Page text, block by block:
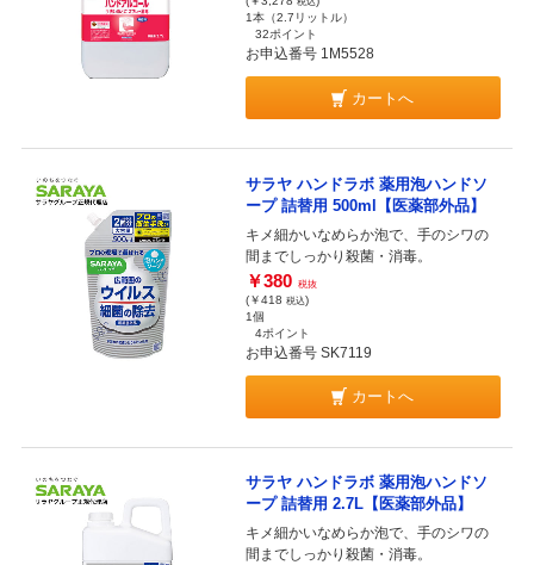
1本（2.7リットル）
32ポイント
お申込番号 1M5528
カートへ
サラヤ ハンドラボ 薬用泡ハンドソ
ープ 詰替用 500ml【医薬部外品】
キメ細かいなめらか泡で、手のシワの
間までしっかり殺菌・消毒。
￥380 税抜
(￥418 税込)
1個
4ポイント
お申込番号 SK7119
カートへ
サラヤ ハンドラボ 薬用泡ハンドソ
ープ 詰替用 2.7L【医薬部外品】
キメ細かいなめらか泡で、手のシワの
間までしっかり殺菌・消毒。